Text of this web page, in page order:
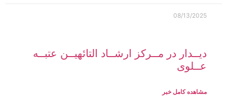
08/13/2025
دیــدار در مــرکز ارشــاد التائهیــن عتبــه
عــلوی
مشاهده کامل خبر